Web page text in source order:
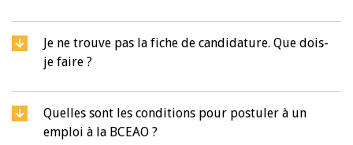
Je ne trouve pas la fiche de candidature. Que dois-
je faire ?
Quelles sont les conditions pour postuler à un
emploi à la BCEAO ?